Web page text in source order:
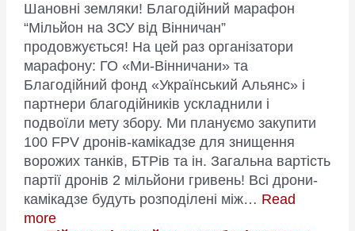
марафону
“Мільйон
на
ЗСУ
від
Вінничан”
зібрано
1
мільйон
гривень!
Шановні земляки! Благодійний марафон
“Мільйон на ЗСУ від Вінничан”
продовжується! На цей раз організатори
марафону: ГО «Ми-Вінничани» та
Благодійний фонд «Український Альянс» і
партнери благодійників ускладнили і
подвоїли мету збору. Ми плануємо закупити
100 FPV дронів-камікадзе для знищення
ворожих танків, БТРів та ін. Загальна вартість
партії дронів 2 мільйони гривень! Всі дрони-
камікадзе будуть розподілені між… Read
more: